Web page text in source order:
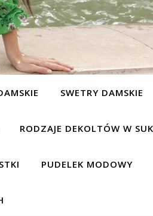
SWETRY DAMSKIE
RODZAJE DEKOLTÓW W
PUDELEK MODOWY